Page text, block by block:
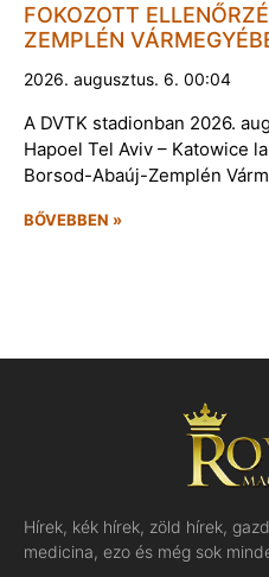
FOKOZOTT
ZEMPLÉN
2026. augusztus. 6. 00:04
A DVTK stadionban 2026.
Hapoel Tel Aviv – Katowice
Borsod-Abaúj-Zemplén
BŐVEBBEN »
Hírek, kék hírek, zöld hírek,
medicina, ezo és még sok